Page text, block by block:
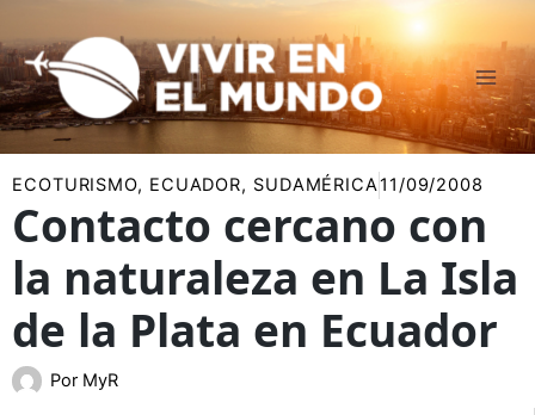
al
contenido
ECOTURISMO, ECUADOR, SUDAMÉRICA11/09/2008
Contacto cercano con
la naturaleza en La Isla
de la Plata en Ecuador
Por MyR